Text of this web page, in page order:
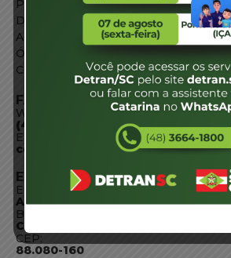
Portal de Serviços
Diário Oficial
Acesso à Informação
Órgãos do Governo
Conheça SC
FALE CONOSCO
WhatsApp:
(48) 3664-1800
E-mail:
ENDEREÇO
Endereço:
Av. Almirante Tamandaré - 480
Bairro:
Coqueiros, Florianópolis SC
CEP:
88.080-160